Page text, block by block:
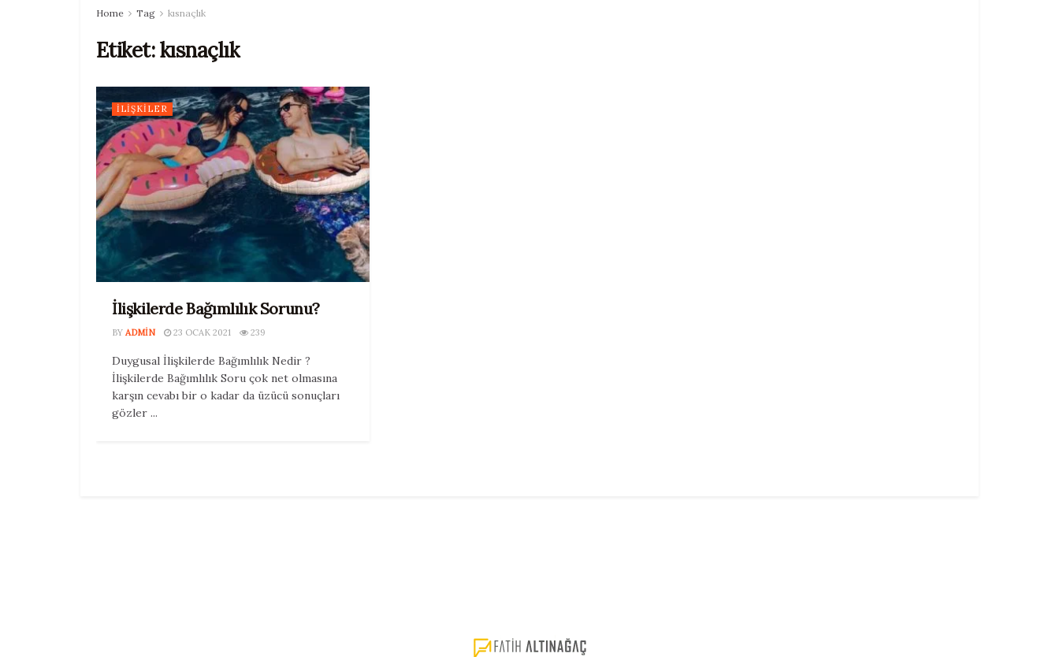
Home Tag kısnaçlık
Etiket:kısnaçlık
İLIŞKILER
İlişkilerde Bağımlılık Sorunu?
BY ADMIN 23 OCAK 2021 239
Duygusal İlişkilerde Bağımlılık Nedir ?
İlişkilerde Bağımlılık Soru çok net olmasına
karşın cevabı bir o kadar da üzücü sonuçları
gözler ...